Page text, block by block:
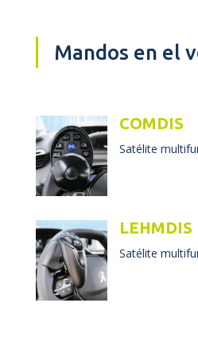
Mandos en el
COMDIS
Satélite
LEHMDIS
Satélite